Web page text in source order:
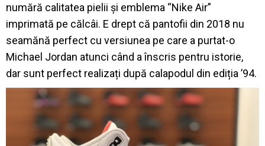
numără calitatea pielii și emblema “Nike Air”
imprimată pe călcâi. E drept că pantofii din 2018 nu
seamănă perfect cu versiunea pe care a purtat-o
Michael Jordan atunci când a înscris pentru istorie,
dar sunt perfect realizați după calapodul din ediția ’94.